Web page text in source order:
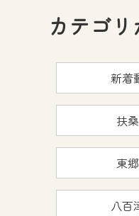
カテゴ
新着
扶
東
八百